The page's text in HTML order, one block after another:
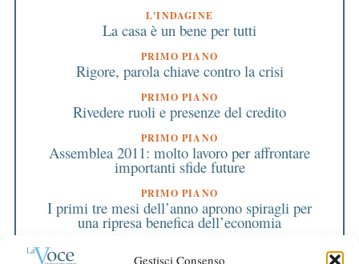
Gestisci Consenso
L'INDAGINE
La casa è un bene per tutti
PRIMO PIANO
Rigore, parola chiave contro la crisi
PRIMO PIANO
Rivedere ruoli e presenze del credito
PRIMO PIANO
Assemblea 2011: molto lavoro per affrontare
importanti sfide future
PRIMO PIANO
I primi tre mesi dell’anno aprono spiragli per
una ripresa benefica dell’economia